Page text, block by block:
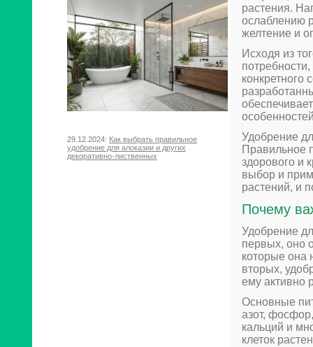
29.12.2024: Как выбрать правильное
удобрение для алоказии и других
декоративно-лиственных
растения.
ослаблению
желтение и
Исходя из
конкретного
Удобрение
Правильное
здорового и
выбор и
растений, и
Почему
Удобрение
первых, оно
которые она
вторых,
ему активно
Основные
азот,
кальций и
клеток